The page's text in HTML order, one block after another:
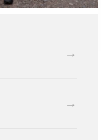
→
→